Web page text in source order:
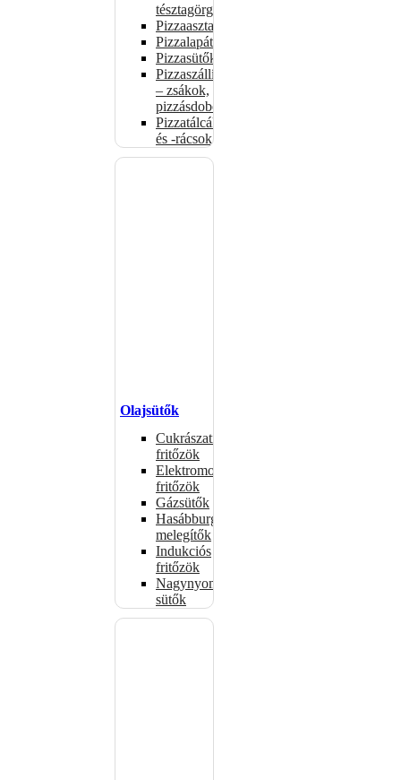
tésztagörgők
Pizzaasztalok
Pizzalapátok
Pizzasütők
Pizzaszállítás
– zsákok,
pizzásdobozok
Pizzatálcák
és -rácsok
Olajsütők
Cukrászati
fritőzök
Elektromos
fritőzök
Gázsütők
Hasábburgonya
melegítők
Indukciós
fritőzök
Nagynyomású
sütők